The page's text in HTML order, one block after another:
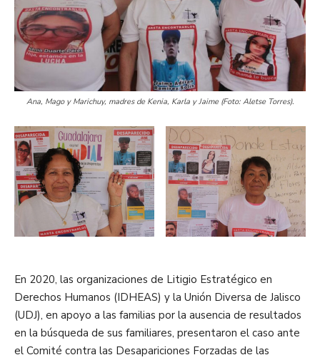
Ana, Mago y Marichuy, madres de Kenia, Karla y Jaime (Foto: Aletse Torres).
En 2020, las organizaciones de Litigio Estratégico en
Derechos Humanos (IDHEAS) y la Unión Diversa de Jalisco
(UDJ), en apoyo a las familias por la ausencia de resultados
en la búsqueda de sus familiares, presentaron el caso ante
el Comité contra las Desapariciones Forzadas de las